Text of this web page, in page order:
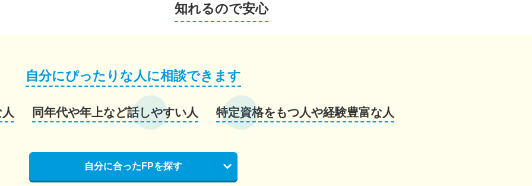
知れるので安心
自分にぴったりな人に相談できます
同年代や年上など話しやすい人 特定資格をもつ人や経験豊富な人
自分に合ったFPを探す